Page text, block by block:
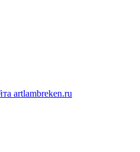
artlambreken.ru